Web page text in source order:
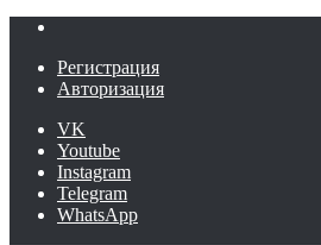
Регистрация
Авторизация
VK
Youtube
Instagram
Telegram
WhatsApp